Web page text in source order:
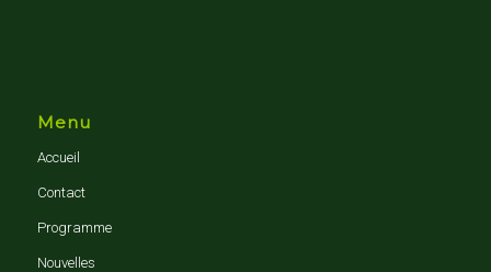
Menu
Accueil
Contact
Programme
Nouvelles